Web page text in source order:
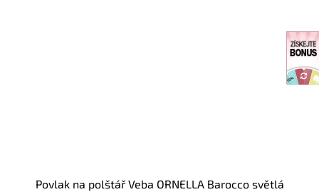
Povlak na polštář Veba ORNELLA Barocco světlá